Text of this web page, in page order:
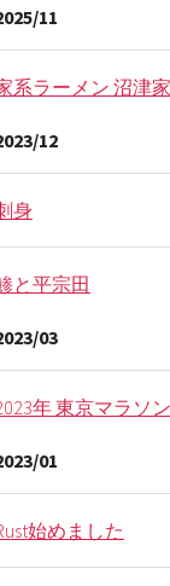
11
系ラーメン 沼津家
12
身
と平宗田
03
年 東京マラソン
01
始めました